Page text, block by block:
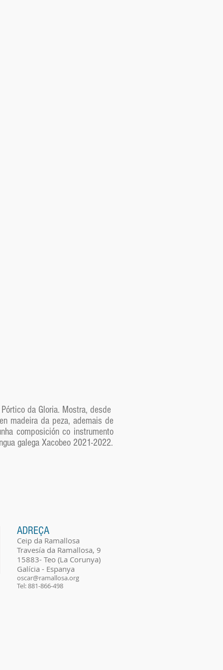
da Gloria. Mostra, desde
madeira da peza, ademais de
composición co instrumento
galega Xacobeo 2021-2022.
ADREÇA
Ceip da Ramallosa
Travesía da Ramallosa, 9
15883- Teo (La Corunya)
Galícia - Espanya
oscar@ramallosa.org
Tel: 881-866-498